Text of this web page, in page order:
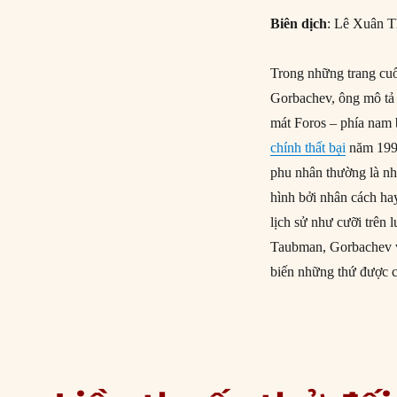
Biên dịch: Lê Xuân
Trong những trang
Gorbachev, ông mô
mát Foros – phía
chính thất bại năm
phu nhân thường là
hình bởi nhân cách
lịch sử như cưỡi trên
Taubman, Gorbachev
biến những thứ được